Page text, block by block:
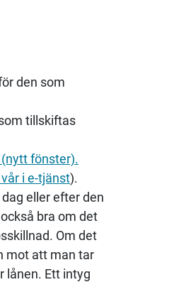
den som
tillskiftas
fönster).
i e-tjänst).
eller efter den
bra om det
Om det
mot att man tar
lånen. Ett intyg